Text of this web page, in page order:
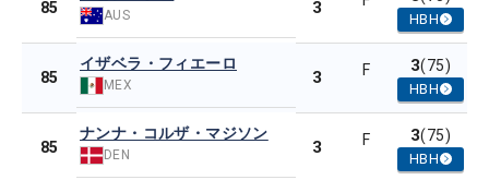
85 AUS 3
HBH
85
イザベラ・フィエーロ
MEX 3 F 3(75)
HBH
85
ナンナ・コルザ・マジソン
DEN 3 F 3(75)
HBH